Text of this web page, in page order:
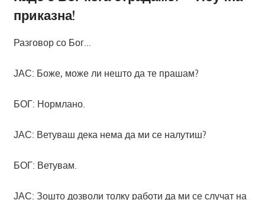
приказна!
Разговор со Бог…
ЈАС: Боже, може ли нешто да те прашам?
БОГ: Нормлано.
ЈАС: Ветуваш дека нема да ми се налутиш?
БОГ: Ветувам.
ЈАС: Зошто дозволи толку работи да ми се случат на